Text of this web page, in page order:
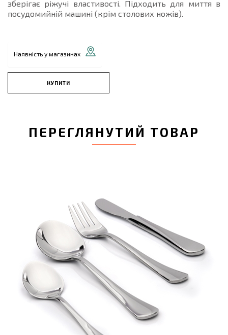
зберігає ріжучі властивості. Підходить для миття в
посудомийній машині (крім столових ножів).
Наявність у магазинах
КУПИТИ
ПЕРЕГЛЯНУТИЙ ТОВАР